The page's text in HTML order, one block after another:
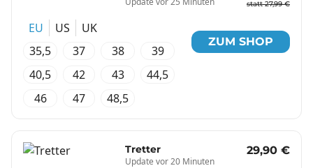
statt 27,99 €
EU US
UK
35,5
37 38
39
40,5
42 43
44,5
46
47 48,5
ZUM SHOP
Tretter
Update vor 20 Minuten
29,90 €